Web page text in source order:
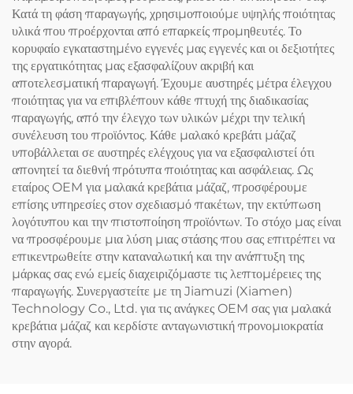
Κατά τη φάση παραγωγής, χρησιμοποιούμε υψηλής ποιότητας
υλικά που προέρχονται από επαρκείς προμηθευτές. Το
κορυφαίο εγκαταστημένο εγγενές μας εγγενές και οι δεξιοτήτες
της εργατικότητας μας εξασφαλίζουν ακριβή και
αποτελεσματική παραγωγή. Έχουμε αυστηρές μέτρα έλεγχου
ποιότητας για να επιβλέπουν κάθε πτυχή της διαδικασίας
παραγωγής, από την έλεγχο των υλικών μέχρι την τελική
συνέλευση του προϊόντος. Κάθε μαλακό κρεβάτι μάζαζ
υποβάλλεται σε αυστηρές ελέγχους για να εξασφαλιστεί ότι
απονητεί τα διεθνή πρότυπα ποιότητας και ασφάλειας. Ως
εταίρος OEM για μαλακά κρεβάτια μάζαζ, προσφέρουμε
επίσης υπηρεσίες στον σχεδιασμό πακέτων, την εκτύπωση
λογότυπου και την πιστοποίηση προϊόντων. Το στόχο μας είναι
να προσφέρουμε μια λύση μιας στάσης που σας επιτρέπει να
επικεντρωθείτε στην καταναλωτική και την ανάπτυξη της
μάρκας σας ενώ εμείς διαχειριζόμαστε τις λεπτομέρειες της
παραγωγής. Συνεργαστείτε με τη Jiamuzi (Xiamen)
Technology Co., Ltd. για τις ανάγκες OEM σας για μαλακά
κρεβάτια μάζαζ και κερδίστε ανταγωνιστική προνομιοκρατία
στην αγορά.